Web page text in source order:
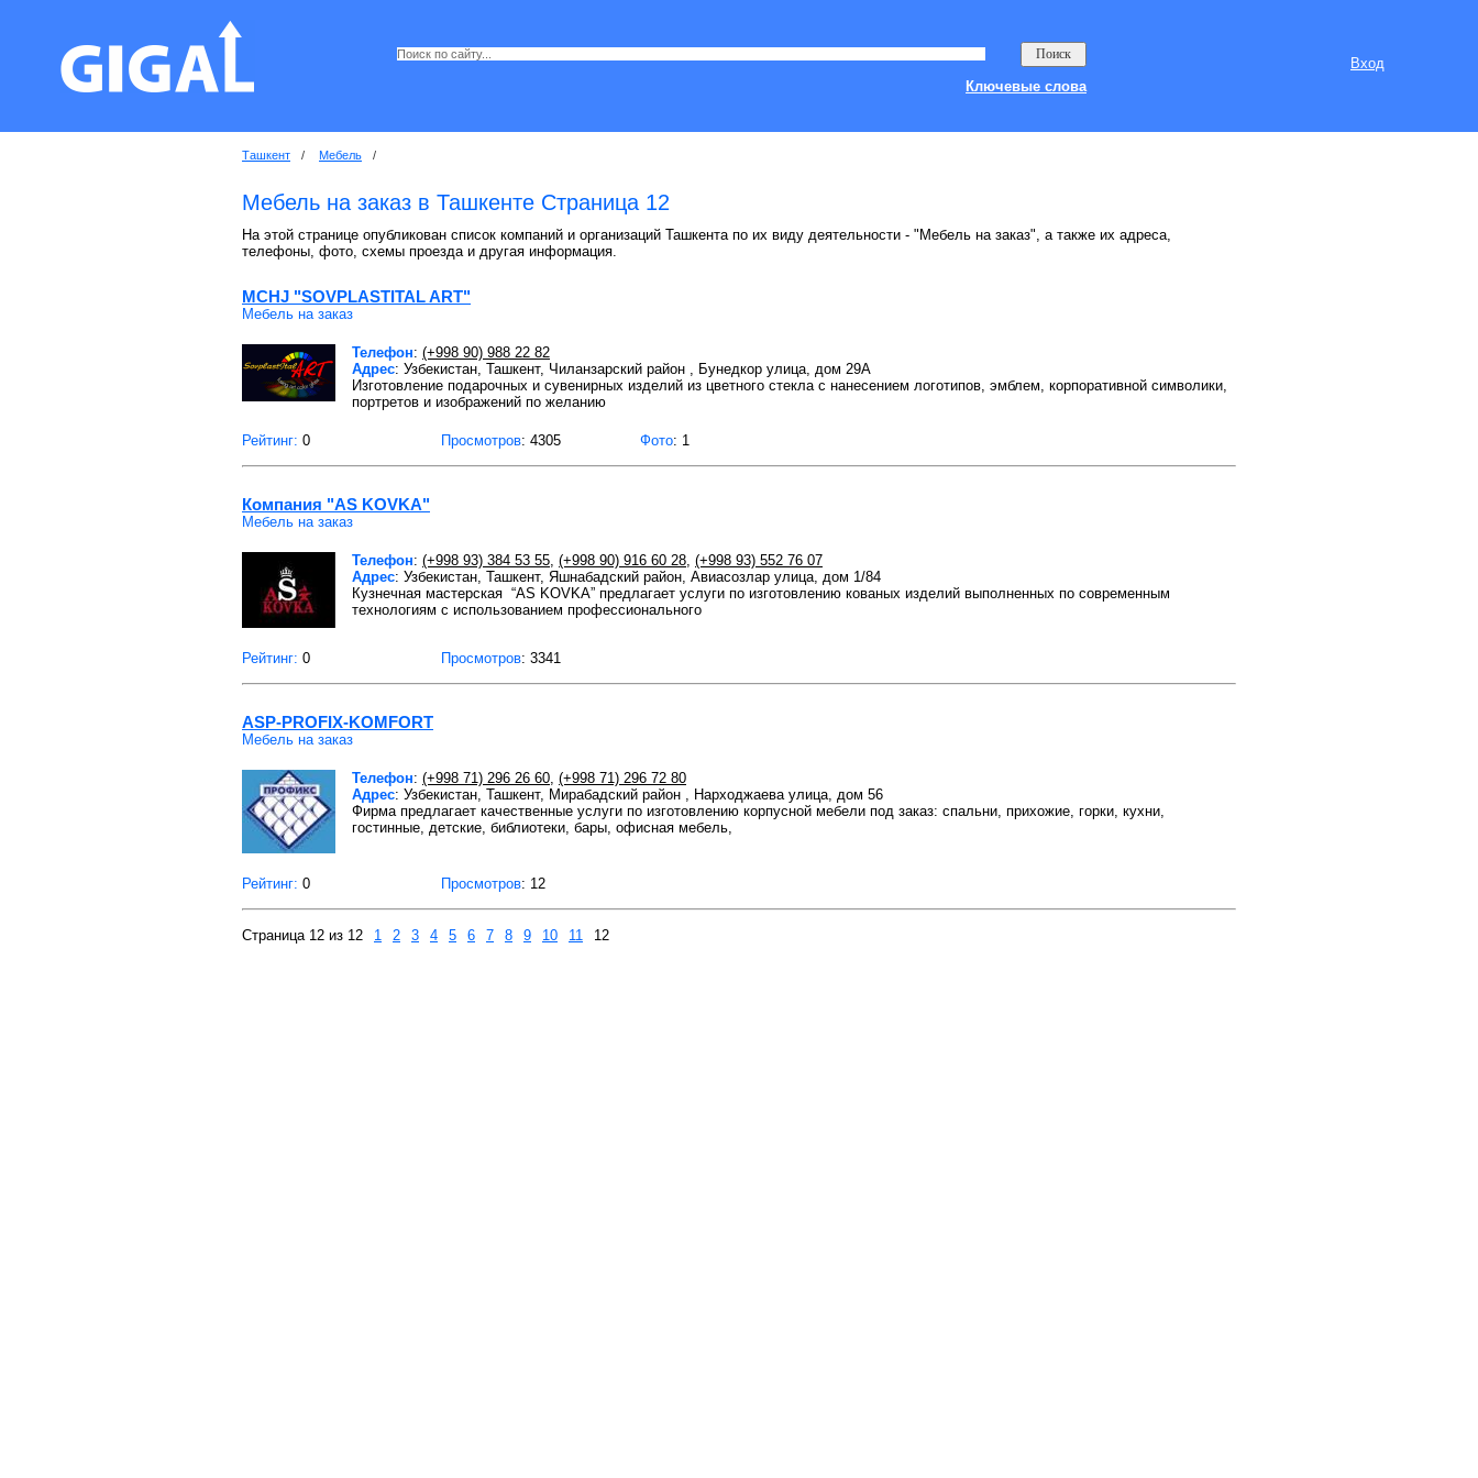
Вход
Ключевые слова
Ташкент / Мебель /
Мебель на заказ в Ташкенте Страница 12
На этой странице опубликован список компаний и организаций Ташкента по их виду деятельности - "Мебель на заказ", а также их адреса,
телефоны, фото, схемы проезда и другая информация.
MCHJ "SOVPLASTITAL ART"
Мебель на заказ
Телефон: (+998 90) 988 22 82
Адрес: Узбекистан, Ташкент, Чиланзарский район , Бунедкор улица, дом 29A
Изготовление подарочных и сувенирных изделий из цветного стекла с нанесением логотипов, эмблем, корпоративной символики,
портретов и изображений по желанию
Рейтинг: 0 Просмотров: 4305 Фото: 1
Компания "AS KOVKA"
Мебель на заказ
Телефон: (+998 93) 384 53 55, (+998 90) 916 60 28, (+998 93) 552 76 07
Адрес: Узбекистан, Ташкент, Яшнабадский район, Авиасозлар улица, дом 1/84
Кузнечная мастерская “AS KOVKA” предлагает услуги по изготовлению кованых изделий выполненных по современным
технологиям с использованием профессионального
Рейтинг: 0 Просмотров: 3341
ASP-PROFIX-KOMFORT
Мебель на заказ
Телефон: (+998 71) 296 26 60, (+998 71) 296 72 80
Адрес: Узбекистан, Ташкент, Мирабадский район , Нарходжаева улица, дом 56
Фирма предлагает качественные услуги по изготовлению корпусной мебели под заказ: спальни, прихожие, горки, кухни,
гостинные, детские, библиотеки, бары, офисная мебель,
Рейтинг: 0 Просмотров: 12
Страница 12 из 12 1 2 3 4 5 6 7 8 9 10 11 12